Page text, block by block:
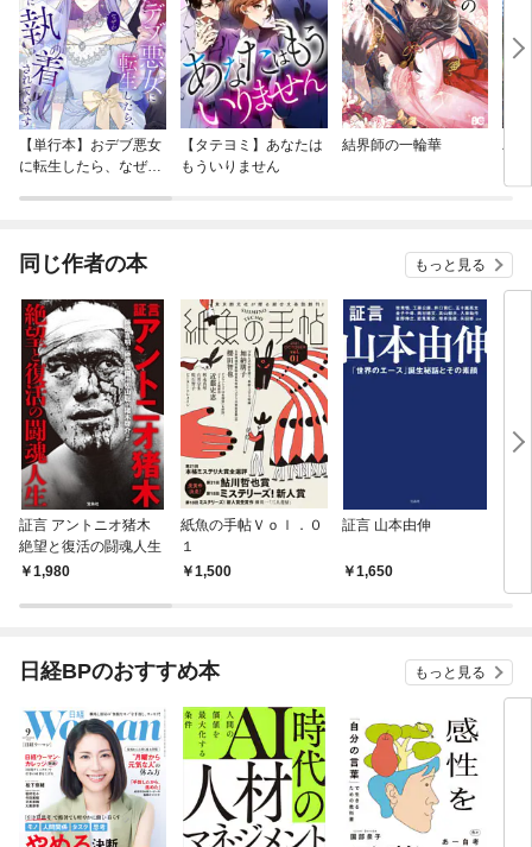
【単行本】おデブ悪女
に転生したら、なぜか
【タテヨミ】あなたは
もういりません
結界師の一輪華
バ
今
同じ作者の本 もっと見る
証言 アントニオ猪木
絶望と復活の闘魂人生
1,980
紙魚の手帖Ｖｏｌ．０
１
1,500
証言 山本由伸
1,650
歌
日経BPのおすすめ本 もっと見る